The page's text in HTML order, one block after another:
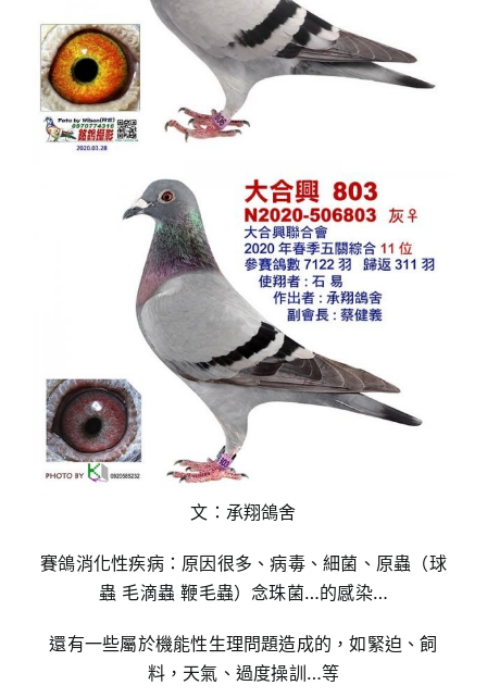
文：承翔鴿舍
賽鴿消化性疾病：原因很多、病毒、細菌、原蟲（球
蟲 毛滴蟲 鞭毛蟲）念珠菌…的感染…
還有一些屬於機能性生理問題造成的，如緊迫、飼
料，天氣、過度操訓…等